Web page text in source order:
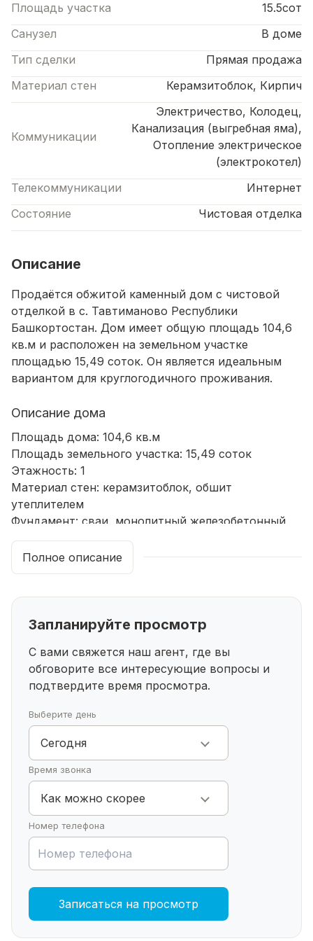
Площадь участка
15.5сот
Санузел
В доме
Тип сделки
Прямая продажа
Материал стен
Керамзитоблок, Кирпич
Коммуникации
Электричество, Колодец,
Канализация (выгребная яма),
Отопление электрическое
(электрокотел)
Телекоммуникации
Интернет
Состояние
Чистовая отделка
Описание
Продаётся обжитой каменный дом с чистовой
отделкой в с. Тавтиманово Республики
Башкортостан. Дом имеет общую площадь 104,6
кв.м и расположен на земельном участке
площадью 15,49 соток. Он является идеальным
вариантом для круглогодичного проживания.
Описание дома
Площадь дома: 104,6 кв.м
Площадь земельного участка: 15,49 соток
Этажность: 1
Материал стен: керамзитоблок, обшит
утеплителем
Фундамент: сваи, монолитный железобетонный
ростверк
Кровля: профнастил
Коммуникации:
Водоснабжение: колодец
Канализация: переливное шамбо
по всему дому
Планировка:
Прихожая
Гостиная
3 спальни
Совмещенный санузел
Расположение
Транспортная доступность, подъездные пути
круглый год
Остановка общественного транспорта
Магазины
Условия покупки
Купить дом в с. Тавтиманово возможно за
Полное описание
Запланируйте просмотр
С вами свяжется наш агент, где вы
обговорите все интересующие вопросы и
подтвердите время просмотра.
Выберите день
Сегодня
Время звонка
Как можно скорее
Номер телефона
Записаться на просмотр